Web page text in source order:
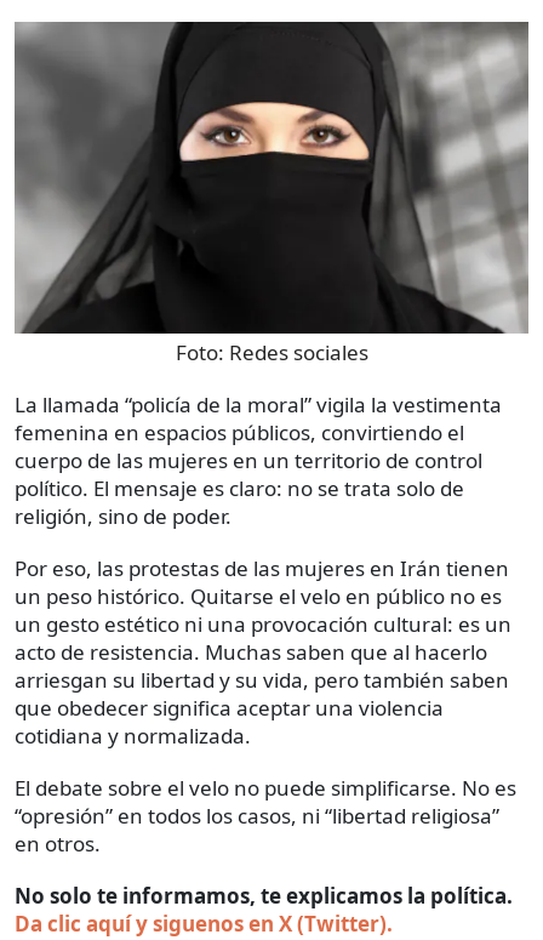
Foto: Redes sociales
La llamada “policía de la moral” vigila la vestimenta
femenina en espacios públicos, convirtiendo el
cuerpo de las mujeres en un territorio de control
político. El mensaje es claro: no se trata solo de
religión, sino de poder.
Por eso, las protestas de las mujeres en Irán tienen
un peso histórico. Quitarse el velo en público no es
un gesto estético ni una provocación cultural: es un
acto de resistencia. Muchas saben que al hacerlo
arriesgan su libertad y su vida, pero también saben
que obedecer significa aceptar una violencia
cotidiana y normalizada.
El debate sobre el velo no puede simplificarse. No es
“opresión” en todos los casos, ni “libertad religiosa”
en otros.
No solo te informamos, te explicamos la política.
Da clic aquí y siguenos en X (Twitter).